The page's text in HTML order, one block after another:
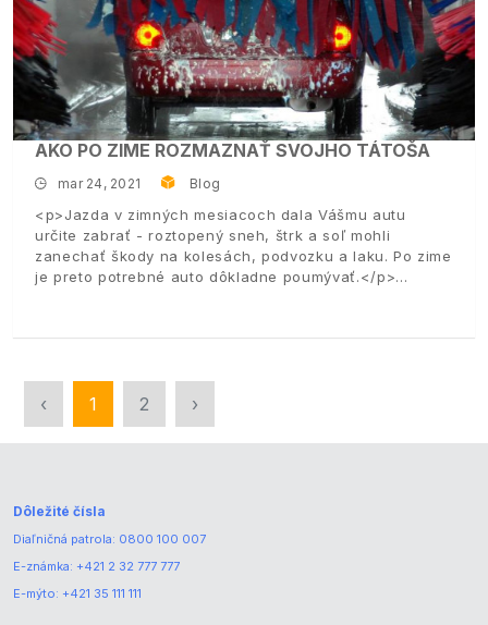
AKO PO ZIME ROZMAZNAŤ SVOJHO TÁTOŠA
mar 24, 2021 Blog
<p>Jazda v zimných mesiacoch dala Vášmu autu
určite zabrať - roztopený sneh, štrk a soľ mohli
zanechať škody na kolesách, podvozku a laku. Po zime
je preto potrebné auto dôkladne poumývať.</p>
‹ 1 2 ›
Dôležité čísla
Diaľničná patrola: 0800 100 007
E-známka: +421 2 32 777 777
E-mýto: +421 35 111 111